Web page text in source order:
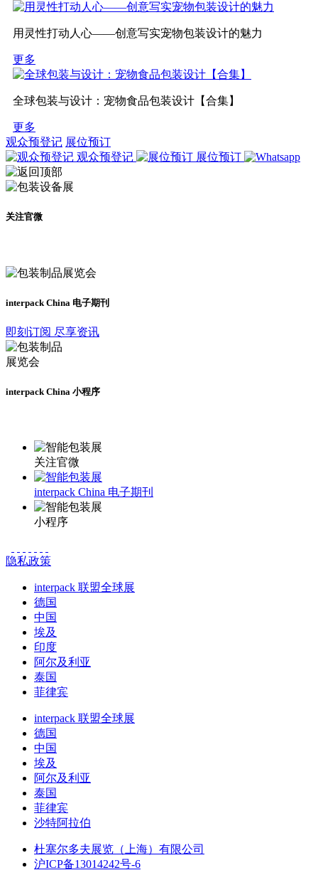
用灵性打动人心——创意写实宠物包装设计的魅力
更多
全球包装与设计：宠物食品包装设计【合集】
更多
观众预登记 展位预订
观众预登记
展位预订
关注官微
interpack China 电子期刊
即刻订阅 尽享资讯
interpack China 小程序
关注官微
interpack China 电子期刊
小程序
隐私政策
interpack 联盟全球展
德国
中国
埃及
印度
阿尔及利亚
泰国
菲律宾
interpack 联盟全球展
德国
中国
埃及
阿尔及利亚
泰国
菲律宾
沙特阿拉伯
杜塞尔多夫展览（上海）有限公司
沪ICP备13014242号-6